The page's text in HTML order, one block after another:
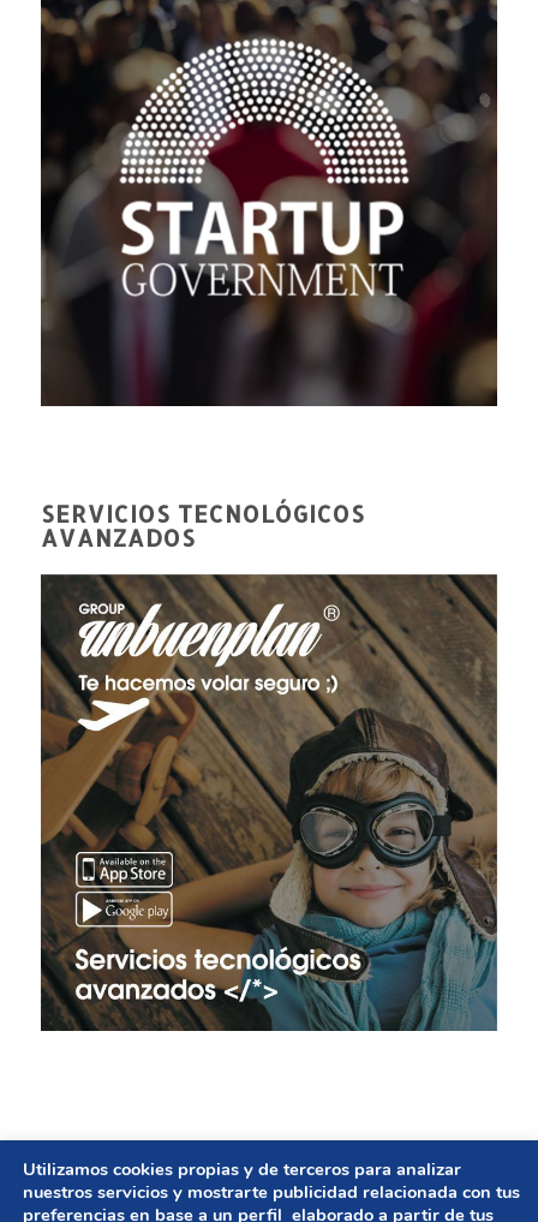
SERVICIOS TECNOLÓGICOS
AVANZADOS
© Copyright - GESTIÓN DE AYUNTAMIENTOS | Diseño
Utilizamos cookies propias y de terceros para analizar
nuestros servicios y mostrarte publicidad relacionada con tus
preferencias en base a un perfil elaborado a partir de tus